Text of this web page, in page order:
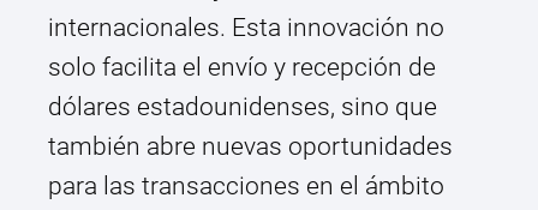
internacionales. Esta innovación no
solo facilita el envío y recepción de
dólares estadounidenses, sino que
también abre nuevas oportunidades
para las transacciones en el ámbito